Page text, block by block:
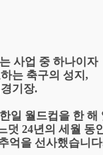
사업 중 하나이자
는 축구의 성지,
기장.
일 월드컵을 한 해
덧 24년의 세월 동
억을 선사했습니